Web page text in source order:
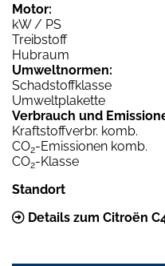
Motor:
kW / PS
Treibstoff
Hubraum
Umweltnormen:
Schadstoffklasse
Umweltplakette
Verbrauch und
Kraftstoffverbr. komb.
CO2-Emissionen komb.
CO2-Klasse
Standort
Details zum Citroën